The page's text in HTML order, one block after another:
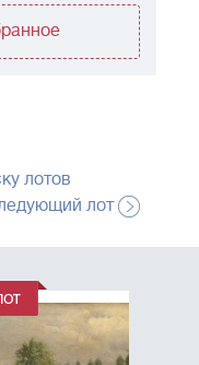
лотов
лот